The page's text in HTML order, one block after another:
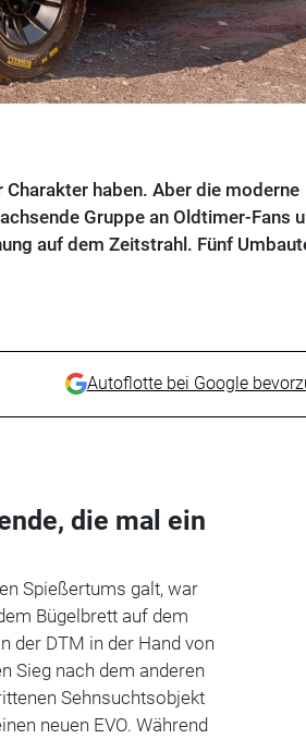
haben. Aber die moderne
Gruppe an Oldtimer-Fans
auf dem Zeitstrahl. Fünf
Autoflotte bei Google
die mal ein
Spießertums galt, war
Bügelbrett auf dem
der DTM in der Hand von
Sieg nach dem anderen
Sehnsuchtsobjekt
neuen EVO. Während